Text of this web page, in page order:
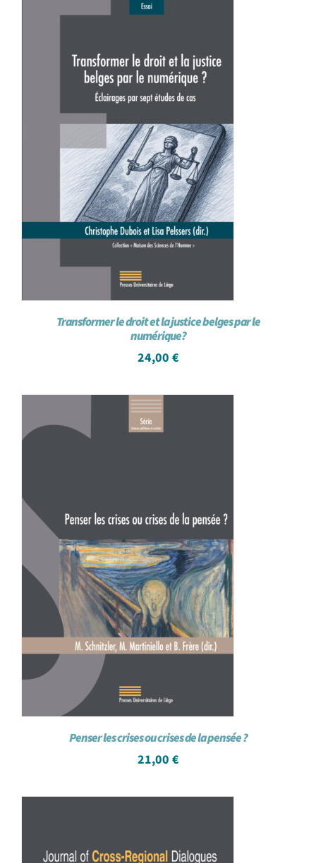
Achat en ligne
Panier WooCommerce
Transformer le droit et la justice belges par le
numérique?
24,00 €
Penser les crises ou crises de la pensée ?
21,00 €